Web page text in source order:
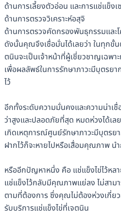
ด้านการเลี้ยงตัวอ่อน และการแช่แข็ง
ด้านการตรวจวิเคราะห์อสุจิ
ด้านการตรวจคัดกรองพันธุกรรมและ
ดังนั้นคุณจึงเชื่อมั่นได้เลยว่า ในทุกขั้
ตนินจะเป็นเจ้าหน้าที่ผู้เชี่ยวชาญเฉพ
เพื่อผลลัพธ์ในการรักษาภาวะมีบุตร
ไว้
อีกทั้งระดับความมั่นคงและความน่าเ
ว่าสูงและปลอดภัยที่สุด หมดห่วงได้เ
เกิดเหตุการณ์ศูนย์รักษาภาวะมีบุตรย
ฝากไว้ก็จะหายไปหรือเสื่อมคุณภาพ น
หรืออีกปัญหาหนึ่ง คือ แช่แข็งไข่ไว้หล
แช่แข็งไว้กลับมีคุณภาพแย่ลง ไม่สาม
ตามที่ต้องการ ซึ่งคุณไม่ต้องห่วงเกี่ย
รับบริการแช่แข็งไข่ที่เจตนิน